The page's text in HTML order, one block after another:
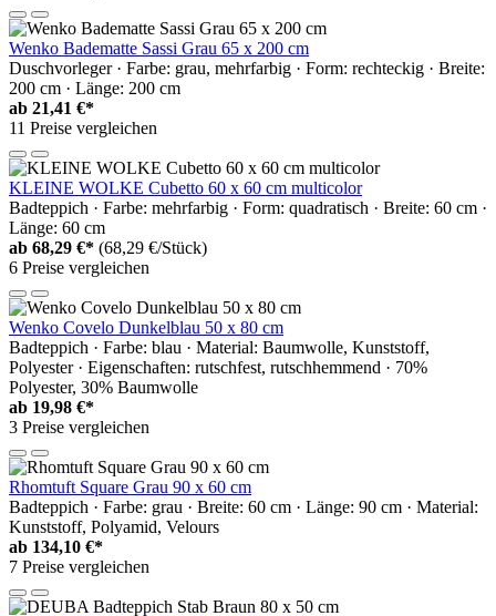
Wenko Badematte Sassi Grau 65 x 200 cm
Duschvorleger · Farbe: grau, mehrfarbig · Form: rechteckig · Breite:
200 cm · Länge: 200 cm
ab 21,41 €*
11 Preise vergleichen
KLEINE WOLKE Cubetto 60 x 60 cm multicolor
Badteppich · Farbe: mehrfarbig · Form: quadratisch · Breite: 60 cm ·
Länge: 60 cm
ab 68,29 €* (68,29 €/Stück)
6 Preise vergleichen
Wenko Covelo Dunkelblau 50 x 80 cm
Badteppich · Farbe: blau · Material: Baumwolle, Kunststoff,
Polyester · Eigenschaften: rutschfest, rutschhemmend · 70%
Polyester, 30% Baumwolle
ab 19,98 €*
3 Preise vergleichen
Rhomtuft Square Grau 90 x 60 cm
Badteppich · Farbe: grau · Breite: 60 cm · Länge: 90 cm · Material:
Kunststoff, Polyamid, Velours
ab 134,10 €*
7 Preise vergleichen